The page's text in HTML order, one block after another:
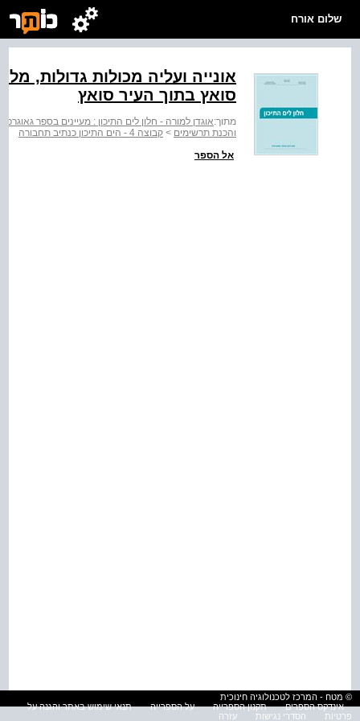
שלום אורח
אונייה ועליה מכולות גדולות,
סואץ בתוך העיר סואץ
מתוך:אוגדן למורה - חלון לים התיכון : מעיינים בספר
והכנת תרשימים > קבוצה 4 - הים התיכון כנתיב תחבורה
אל הספר
© מטח - המרכז לטכנולוגיה חינוכית
אינדקס הספרים
תקנון הספרייה על הספרייה
תנאי שימוש באתר והגנה על
פרטיות
הסדרי נגישות עזרה